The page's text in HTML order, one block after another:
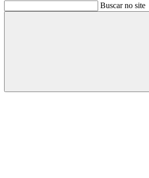
Buscar no site
Buscar